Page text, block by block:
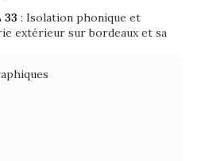
33 : Isolation phonique et
extérieur sur bordeaux et sa